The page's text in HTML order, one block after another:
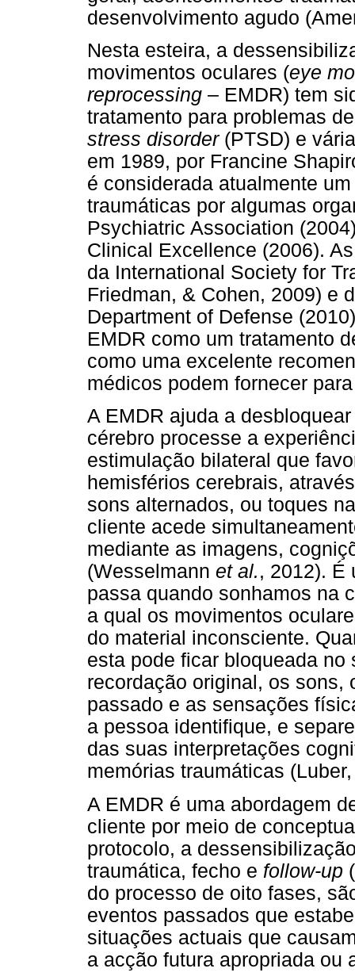
desenvolvimento agudo
Nesta esteira, a
movimentos oculares (eye
reprocessing – EMDR) tem
tratamento para problemas
stress disorder (PTSD) e
em 1989, por Francine
é considerada atualmente
traumáticas por algumas
Psychiatric Association
Clinical Excellence (2006).
da International Society for
Friedman, & Cohen, 2009) e
Department of Defense
EMDR como um tratamento
como uma excelente
médicos podem fornecer
A EMDR ajuda a
cérebro processe a
estimulação bilateral que
hemisférios cerebrais,
sons alternados, ou toques
cliente acede
mediante as imagens,
(Wesselmann et al., 2012). É
passa quando sonhamos na
a qual os movimentos
do material inconsciente.
esta pode ficar bloqueada
recordação original, os sons,
passado e as sensações
a pessoa identifique, e
das suas interpretações
memórias traumáticas
A EMDR é uma abordagem
cliente por meio de
protocolo, a
traumática, fecho e follow-up
do processo de oito fases,
eventos passados que
situações actuais que
a acção futura apropriada ou